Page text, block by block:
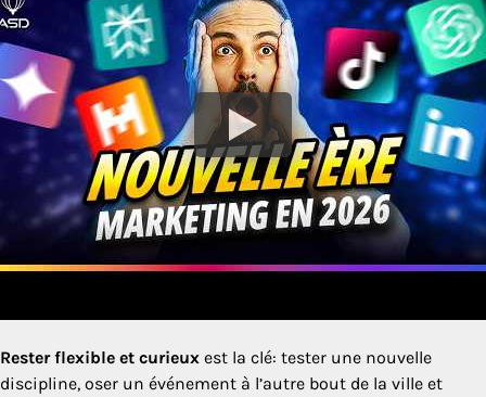
Rester flexible et curieux est la clé: tester une nouvelle
discipline, oser un événement à l’autre bout de la ville et